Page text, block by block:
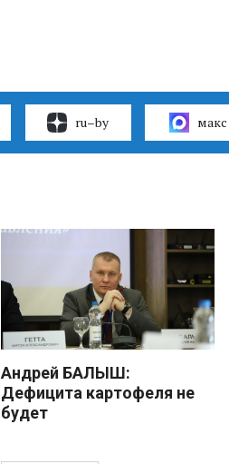
ru–by макс
Андрей БАЛЫШ:
Дефицита картофеля не
будет